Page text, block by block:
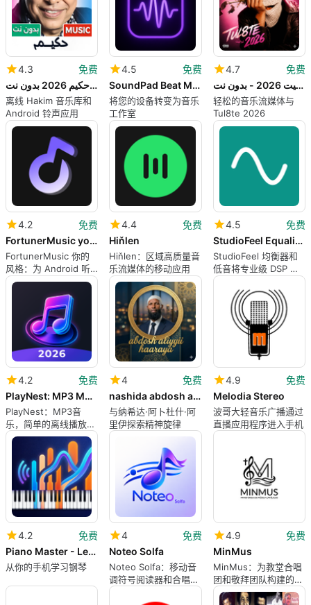
4.3
免费
اغاني حكيم 2026 بدون نت
离线 Hakim 音乐库和
Android 铃声应用
4.5
免费
SoundPad Beat Maker DAW
将您的设备转变为音乐
工作室
4.7
免费
أغاني توليت 2026 - بدون نت
轻松的音乐流媒体与
Tul8te 2026
4.2
免费
FortunerMusic your style
FortunerMusic 你的
风格：为 Android 听
众提供动手音频控制
4.4
免费
Hiňlen
Hiňlen：区域高质量音
乐流媒体的移动应用
4.5
免费
StudioFeel Equalizer Bass
StudioFeel 均衡器和
低音将专业级 DSP 带
入 Android
4.2
免费
PlayNest: MP3 Music
PlayNest：MP3音
乐，简单的离线播放
器，适用于Android
4
免费
nashida abdosh aliyyii offline
与纳希达·阿卜杜什·阿
里伊探索精神旋律
4.9
免费
Melodia Stereo
波哥大轻音乐广播通过
直播应用程序进入手机
4.2
免费
Piano Master - Learn Piano
从你的手机学习钢琴
4
免费
Noteo Solfa
Noteo Solfa：移动音
调符号阅读器和合唱工
具
4.9
免费
MinMus
MinMus：为教堂合唱
团和敬拜团队构建的移
动歌曲书